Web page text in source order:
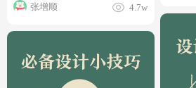
张增顺 4.7w